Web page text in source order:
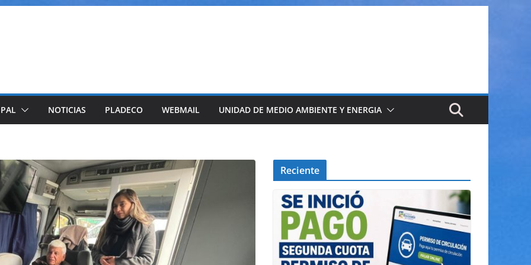
NOTICIAS PLADECO WEBMAIL UNIDAD DE MEDIO AMBIENTE Y ENERGIA
Reciente